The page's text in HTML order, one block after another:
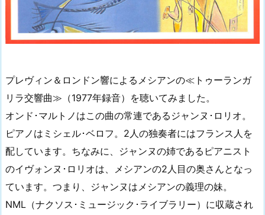
プレヴィン＆ロンドン響によるメシアンの≪トゥーランガ
リラ交響曲≫（1977年録音）を聴いてみました。
オンド･マルトノはこの曲の常連であるジャンヌ･ロリオ。
ピアノはミシェル･ベロフ。2人の独奏者にはフランス人を
配しています。ちなみに、ジャンヌの姉であるピアニスト
のイヴォンヌ･ロリオは、メシアンの2人目の奥さんとなっ
ています。つまり、ジャンヌはメシアンの義理の妹。
NML（ナクソス･ミュージック･ライブラリー）に収蔵され